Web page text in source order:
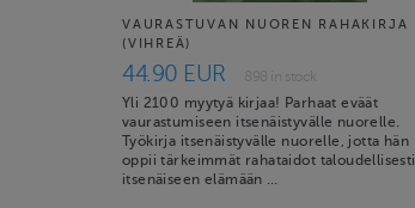
VAURASTUVAN NUOREN RAHAKIRJA
(VIHREÄ)
44.90 EUR 898 in stock
Yli 2100 myytyä kirjaa! Parhaat eväät
vaurastumiseen itsenäistyvälle nuorelle.
Työkirja itsenäistyvälle nuorelle, jotta hän
oppii tärkeimmät rahataidot taloudellisesti
itsenäiseen elämään …